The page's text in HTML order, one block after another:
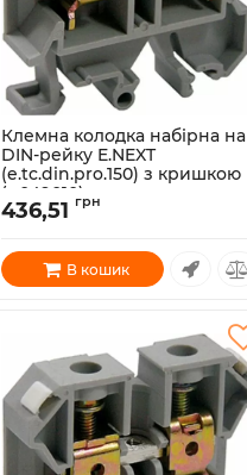
Клемна колодка набірна на
DIN-рейку E.NEXT
(e.tc.din.pro.150) з кришкою
(p049010)
Артикул: p049010
436,51 грн
В кошик